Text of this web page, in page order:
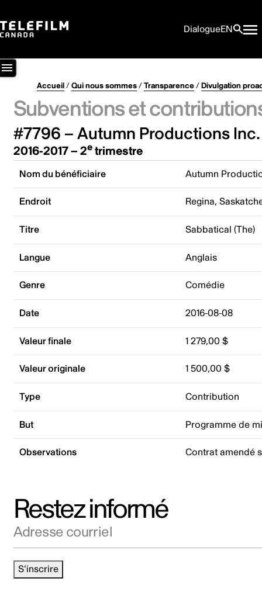
DialogueEN
Accueil/Qui nous sommes/Transparence/Divulgation
Subventions et
#7796 – Autumn Productions Inc.
2016-2017 – 2etrimestre
Nom du bénéficiaire Autumn
Endroit Regina,
Titre Sabbatical (The)
Langue Anglais
Genre Comédie
Date 2016-08-08
Valeur finale 1 279,00 $
Valeur originale 1 500,00 $
Type Contribution
But Programme de
Observations Contrat amendé
Restez informé
S'inscrire